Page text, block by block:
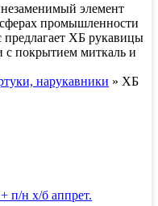
элемент
промышленности
ХБ рукавицы
с покрытием миткаль и
нарукавники » ХБ